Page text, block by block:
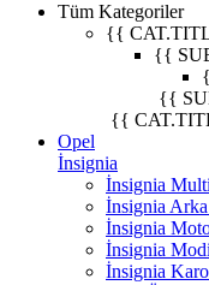
Tüm Kategoriler
{{
{{
{{
{{
Opel
İnsignia
İnsignia
İnsignia Arka
İnsignia
İnsignia
İnsignia